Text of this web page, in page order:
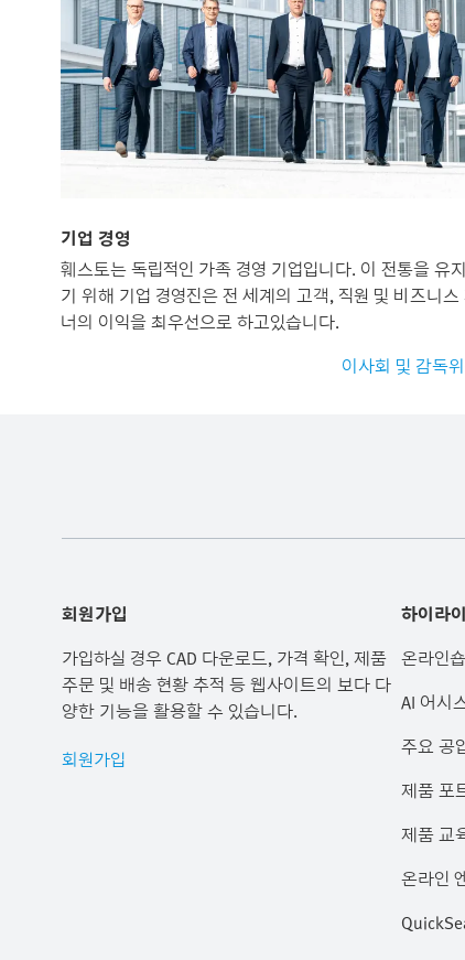
기업 경영
훼스토는 독립적인 가족 경영 기업입니다. 이 전통을 유
기 위해 기업 경영진은 전 세계의 고객, 직원 및 비즈니스
너의 이익을 최우선으로 하고있습니다.
이사회 및 감독
회원가입
가입하실 경우 CAD 다운로드, 가격 확인, 제품
주문 및 배송 현황 추적 등 웹사이트의 보다 다
양한 기능을 활용할 수 있습니다.
회원가입
하이라
온라인숍
AI 어시
주요 공
제품 포
제품 교
온라인